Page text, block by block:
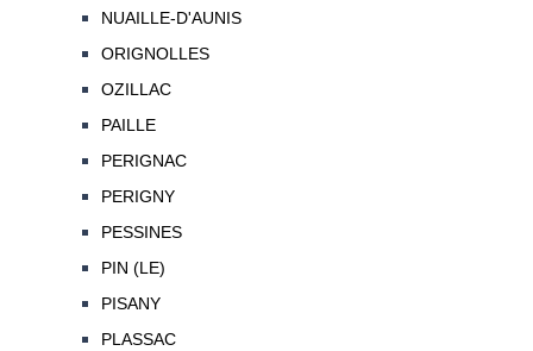
NUAILLE-D'AUNIS
ORIGNOLLES
OZILLAC
PAILLE
PERIGNAC
PERIGNY
PESSINES
PIN (LE)
PISANY
PLASSAC